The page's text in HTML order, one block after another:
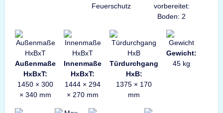
Feuerschutz
vorbereitet:
Boden: 2
Außenmaße
HxBxT:
1450 × 300
× 340 mm
Innenmaße
HxBxT:
1444 × 294
× 270 mm
Türdurchgang
HxB:
1375 × 170
mm
Gewicht:
45 kg